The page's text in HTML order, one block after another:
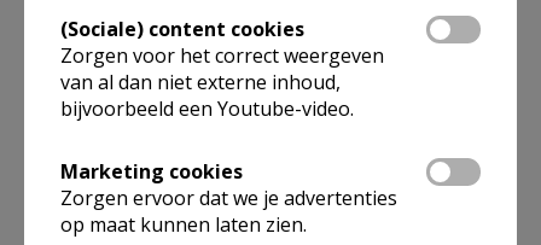
Dhr.LeoKwanten
Kommelstraat 11
3630 MAASMECHELEN
089 76 42 73
Stuur een mailtje
Google Maps
(Sociale) content cookies
Zorgen voor het correct weergeven
van al dan niet externe inhoud,
bijvoorbeeld een Youtube-video.
Marketing cookies
Zorgen ervoor dat we je advertenties
op maat kunnen laten zien.